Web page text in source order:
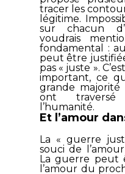
tracer les
légitime.
sur chacun
voudrais
fondamental :
peut être
pas « juste ».
important, ce
grande
ont traversé
l’humanité.
Et l’amour
La « guerre
souci de
La guerre peut
l’amour du